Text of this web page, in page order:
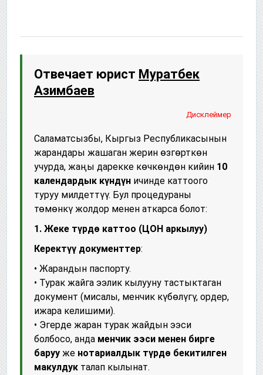
Отвечает юрист Муратбек
Азимбаев
Дисклеймер
Саламатсызбы, Кыргыз Республикасынын
жарандары жашаган жерин өзгөрткөн
учурда, жаңы дарекке көчкөндөн кийин 10
календардык күндүн ичинде каттоого
туруу милдеттүү. Бул процедураны
төмөнкү жолдор менен аткарса болот:
1. Жеке түрдө каттоо (ЦОН аркылуу)
Керектүү документтер:
• Жарандын паспорту.
• Турак жайга ээлик кылууну тастыктаган
документ (мисалы, менчик күбөлүгү, ордер,
ижара келишими).
• Эгерде жаран турак жайдын ээси
болбосо, анда менчик ээси менен бирге
баруу же нотариалдык түрдө бекитилген
макулдук талап кылынат.